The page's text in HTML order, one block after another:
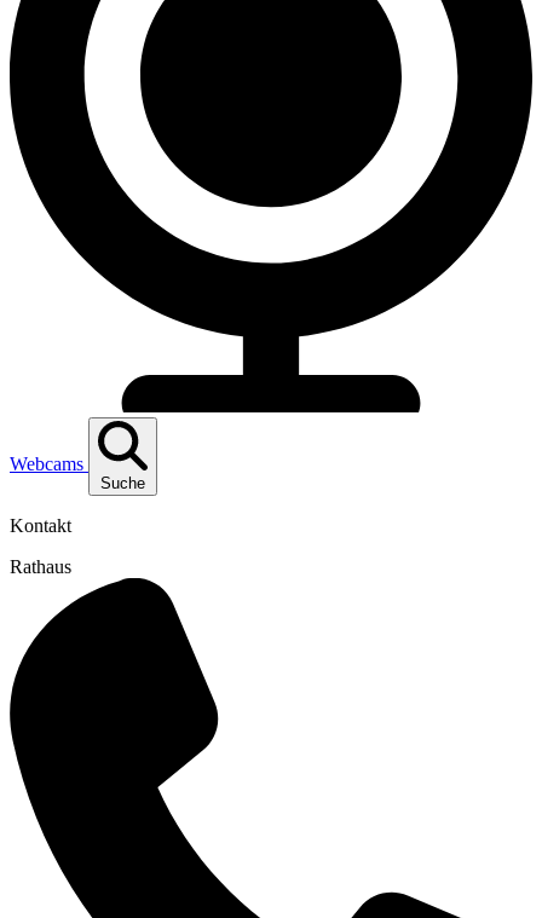
Webcams
Suche
Kontakt
Rathaus